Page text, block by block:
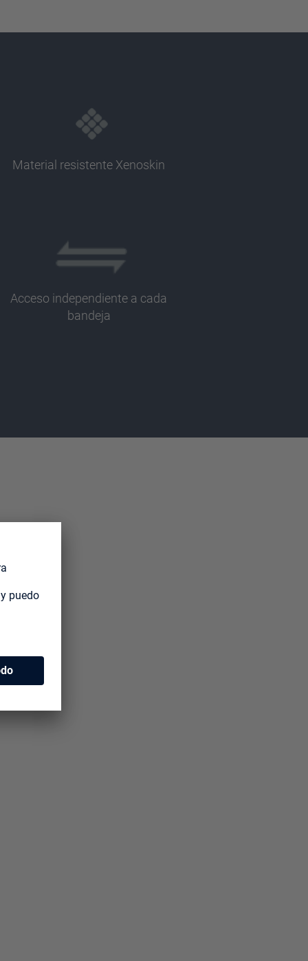
Material resistente Xenoskin
Acceso independiente a cada
bandeja